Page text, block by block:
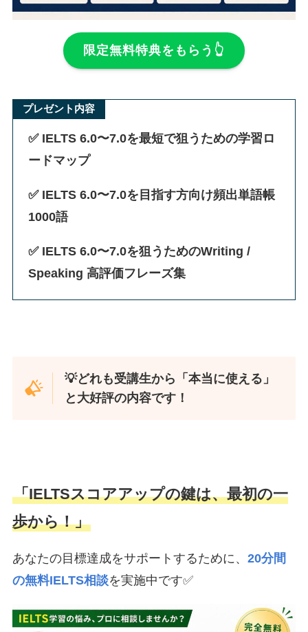
限定無料特典をもらう👆
プレゼント内容
✅ IELTS 6.0〜7.0を最短で狙うための学習ロ
ードマップ
✅ IELTS 6.0〜7.0を目指す方向け頻出単語帳
1000語
✅ IELTS 6.0〜7.0を狙うためのWriting /
Speaking 高評価フレーズ集
💡どれも受講生から「本当に使える」
と大好評の内容です！
「IELTSスコアアップの鍵は、最初の一
歩から！」
あなたの目標達成をサポートするために、 20分間
の無料IELTS相談を実施中です✅